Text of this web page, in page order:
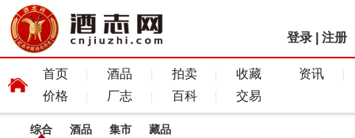
登录 注册
首页 酒品 拍卖 收藏
资讯
价格
厂志 百科 交易
综合 酒品 集市 藏品